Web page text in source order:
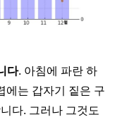
다. 아침에 파란 하
에는 갑자기 짙은 구
다. 그러나 그것도